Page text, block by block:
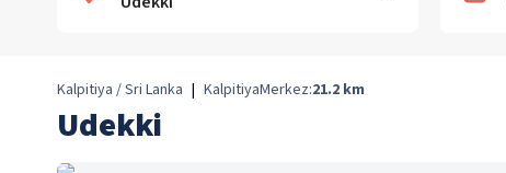
Kalpitiya / Sri Lanka | KalpitiyaMerkez:21.2 km
Udekki